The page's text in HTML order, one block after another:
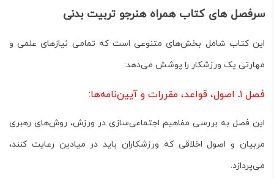
سرفصل های کتاب همراه هنرجو تربیت بدنی
این کتاب شامل بخش‌های متنوعی است که تمامی نیازهای علمی و
مهارتی یک ورزشکار را پوشش می‌دهد:
فصل ۱ـ اصول، قواعد، مقررات و آیین‌نامه‌ها:
این فصل به بررسی مفاهیم اجتماعی‌سازی در ورزش، روش‌های رهبری
مربیان و اصول اخلاقی که ورزشکاران باید در میادین رعایت کنند،
می‌پردازد.